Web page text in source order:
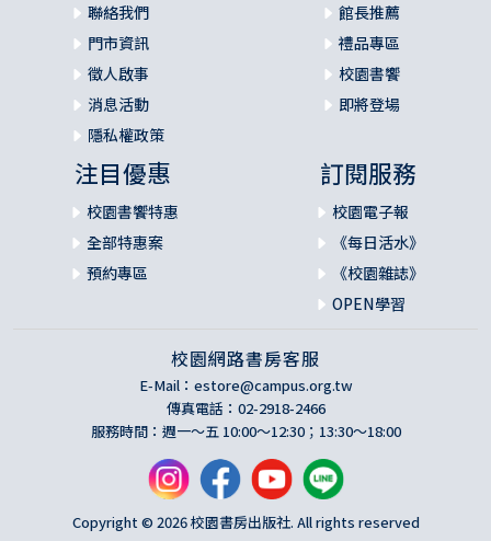
聯絡我們
門市資訊
徵人啟事
消息活動
隱私權政策
館長推薦
禮品專區
校園書饗
即將登場
注目優惠
校園書饗特惠
全部特惠案
預約專區
訂閱服務
校園電子報
《每日活水》
《校園雜誌》
OPEN學習
校園網路書房客服
E-Mail： estore@campus.org.tw
傳真電話：02-2918-2466
服務時間：週一～五 10:00～12:30；13:30～18:00
Copyright © 2026 校園書房出版社. All rights reserved